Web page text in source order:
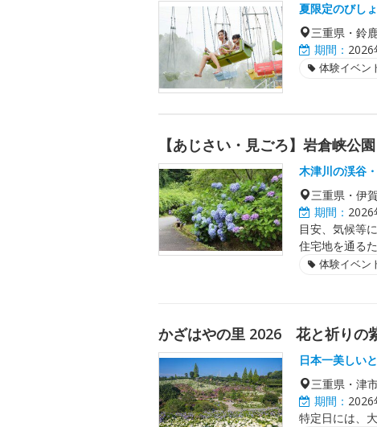
夏限定のびし
三重県・鈴
期間： 2026
体験イベン
【あじさい・見ごろ】岩倉峡公園
木津川の渓谷
三重県・伊
期間：
目安、気候等
住宅地を通る
体験イベン
かざはやの里 2026 花と祈りの
日本一美しい
三重県・津
期間： 2026
特定日には、